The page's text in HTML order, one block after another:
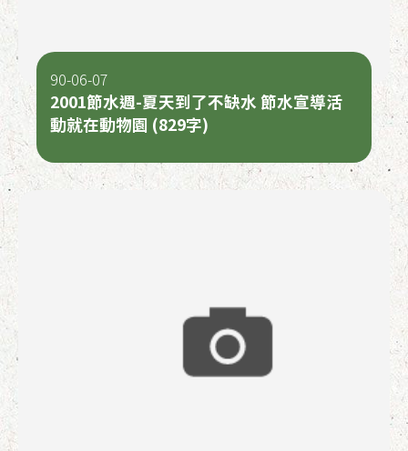
2001節水週-夏天到了不缺水 節水宣導活
動就在動物園 (829字)
90-06-07